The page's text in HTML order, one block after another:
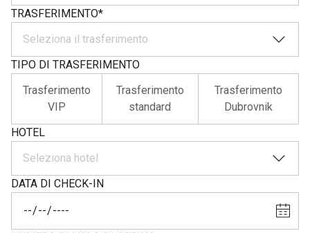
TRASFERIMENTO*
Seleziona il trasferimento
TIPO DI TRASFERIMENTO
Trasferimento
VIP
Trasferimento
standard
Trasferimento
Dubrovnik
HOTEL
Seleziona hotel
DATA DI CHECK-IN